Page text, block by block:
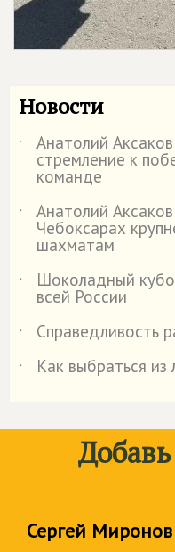
Новости
˙ Анатолий
стремление к
команде
˙
Анатолий
Чебоксарах
шахматам
˙
Шоколадный
всей России
˙
Справедливость
˙
Как выбраться
Сергей Миронов